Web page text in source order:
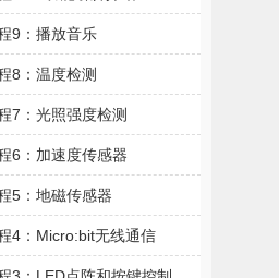
9：播放音乐
8：温度检测
7：光照强度检测
6：加速度传感器
5：地磁传感器
4：Micro:bit无线通信